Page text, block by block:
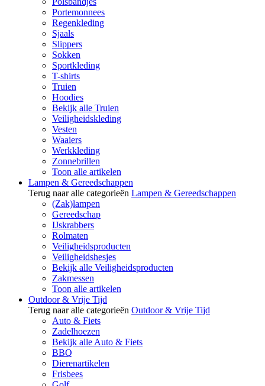
Portemonnees
Regenkleding
Sjaals
Slippers
Sokken
Sportkleding
T-shirts
Truien
Hoodies
Bekijk alle Truien
Veiligheidskleding
Vesten
Waaiers
Werkkleding
Zonnebrillen
Toon alle artikelen
Lampen & Gereedschappen
Terug naar alle categorieën Lampen & Gereedschappen
(Zak)lampen
Gereedschap
IJskrabbers
Rolmaten
Veiligheidsproducten
Veiligheidshesjes
Bekijk alle Veiligheidsproducten
Zakmessen
Toon alle artikelen
Outdoor & Vrije Tijd
Terug naar alle categorieën Outdoor & Vrije Tijd
Auto & Fiets
Zadelhoezen
Bekijk alle Auto & Fiets
BBQ
Dierenartikelen
Frisbees